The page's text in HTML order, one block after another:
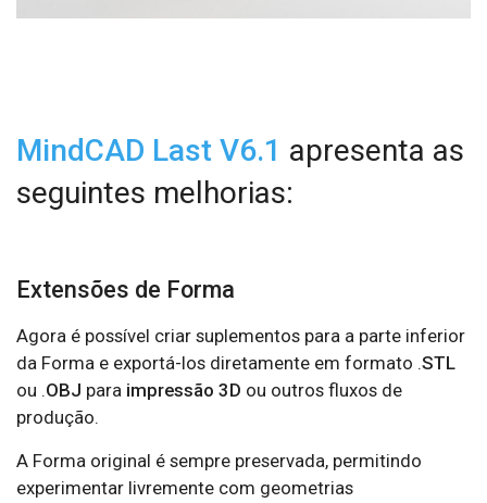
MindCAD Last V6.1 apresenta as
seguintes melhorias:
Extensões de Forma
Agora é possível criar suplementos para a parte inferior
da Forma e exportá-los diretamente em formato .STL
ou .OBJ para impressão 3D ou outros fluxos de
produção.
A Forma original é sempre preservada, permitindo
experimentar livremente com geometrias